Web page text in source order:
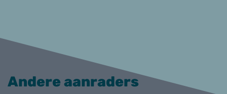
Andere aanraders